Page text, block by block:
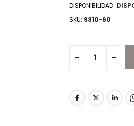
DISPONIBILIDAD:
SKU 9310-60